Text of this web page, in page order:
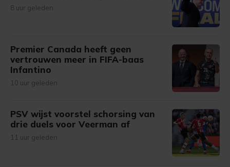
8 uur geleden
Premier Canada heeft geen
vertrouwen meer in FIFA-baas
Infantino
10 uur geleden
PSV wijst voorstel schorsing van
drie duels voor Veerman af
11 uur geleden